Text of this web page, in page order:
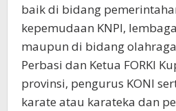
baik di bidang
kepemudaan KNPI,
maupun di bidang
Perbasi dan Ketua FORKI
provinsi, pengurus KONI
karate atau karateka dan